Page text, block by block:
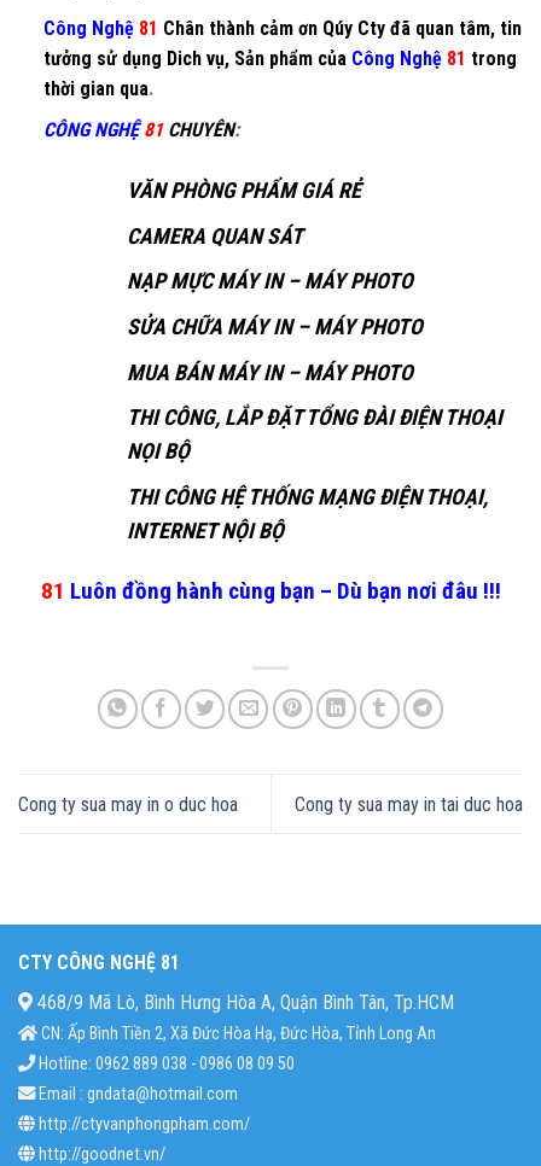
Công Nghệ 81 Chân thành cảm ơn Qúy Cty đã quan tâm, tin
tưởng sử dụng Dich vụ, Sản phẩm của Công Nghệ 81 trong
thời gian qua.
CÔNG NGHỆ81 CHUYÊN:
VĂN PHÒNG PHẨM GIÁ RẺ
CAMERA QUAN SÁT
NẠP MỰC MÁY IN – MÁY PHOTO
SỬA CHỮA MÁY IN – MÁY PHOTO
MUA BÁN MÁY IN – MÁY PHOTO
THI CÔNG, LẮP ĐẶT TỔNG ĐÀI ĐIỆN THOẠI
NỌI BỘ
THI CÔNG HỆ THỐNG MẠNG ĐIỆN THOẠI,
INTERNET NỘI BỘ
81 Luôn đồng hành cùng bạn – Dù bạn nơi đâu !!!
Cong ty sua may in o duc hoa Cong ty sua may in tai duc hoa
CTY CÔNG NGHỆ 81
468/9 Mã Lò, Bình Hưng Hòa A, Quận Bình Tân, Tp.HCM
CN: Ấp Bình Tiền 2, Xã Đức Hòa Hạ, Đức Hòa, Tỉnh Long An
Hotline: 0962 889 038 - 0986 08 09 50
Email : gndata@hotmail.com
http://ctyvanphongpham.com/
http://goodnet.vn/